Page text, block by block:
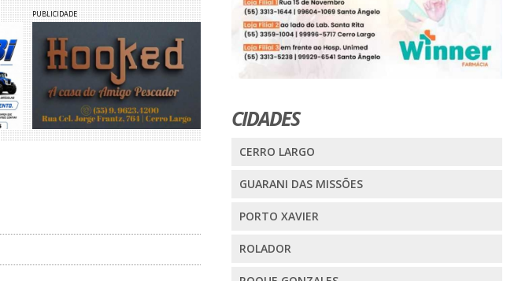
PUBLICIDADE
CIDADES
CERRO LARGO
GUARANI DAS MISSÕES
PORTO XAVIER
ROLADOR